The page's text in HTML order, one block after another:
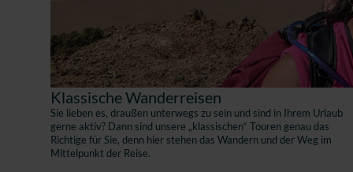
Klassische Wanderreisen
Sie lieben es, draußen unterwegs zu sein und sind in Ihrem Urlaub
gerne aktiv? Dann sind unsere „klassischen“ Touren genau das
Richtige für Sie, denn hier stehen das Wandern und der Weg im
Mittelpunkt der Reise.